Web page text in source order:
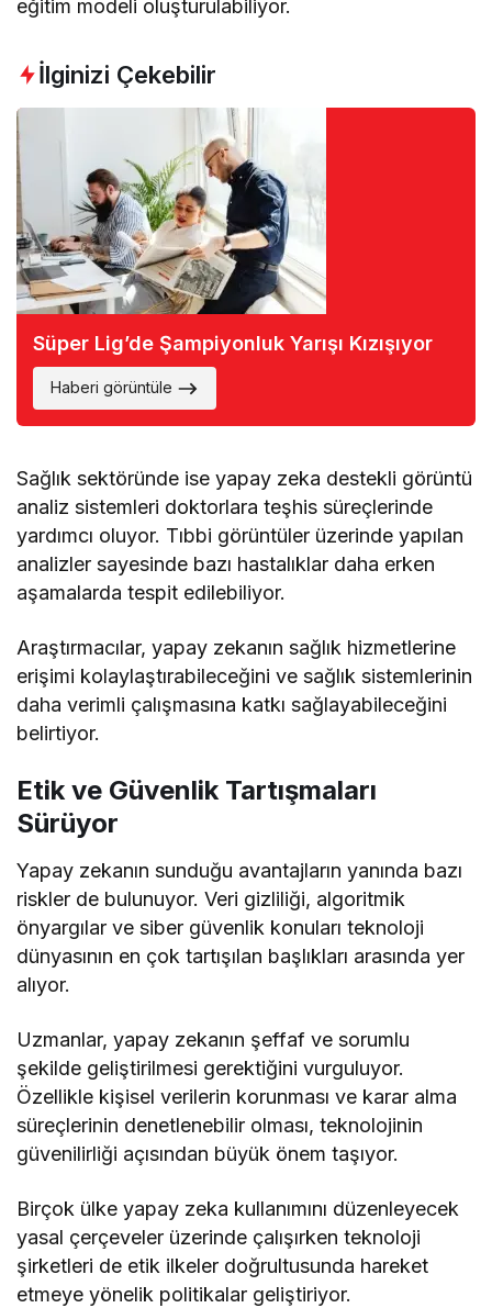
eğitim modeli oluşturulabiliyor.
İlginizi Çekebilir
Süper Lig’de Şampiyonluk Yarışı Kızışıyor
Haberi görüntüle
Sağlık sektöründe ise yapay zeka destekli görüntü
analiz sistemleri doktorlara teşhis süreçlerinde
yardımcı oluyor. Tıbbi görüntüler üzerinde yapılan
analizler sayesinde bazı hastalıklar daha erken
aşamalarda tespit edilebiliyor.
Araştırmacılar, yapay zekanın sağlık hizmetlerine
erişimi kolaylaştırabileceğini ve sağlık sistemlerinin
daha verimli çalışmasına katkı sağlayabileceğini
belirtiyor.
Etik ve Güvenlik Tartışmaları
Sürüyor
Yapay zekanın sunduğu avantajların yanında bazı
riskler de bulunuyor. Veri gizliliği, algoritmik
önyargılar ve siber güvenlik konuları teknoloji
dünyasının en çok tartışılan başlıkları arasında yer
alıyor.
Uzmanlar, yapay zekanın şeffaf ve sorumlu
şekilde geliştirilmesi gerektiğini vurguluyor.
Özellikle kişisel verilerin korunması ve karar alma
süreçlerinin denetlenebilir olması, teknolojinin
güvenilirliği açısından büyük önem taşıyor.
Birçok ülke yapay zeka kullanımını düzenleyecek
yasal çerçeveler üzerinde çalışırken teknoloji
şirketleri de etik ilkeler doğrultusunda hareket
etmeye yönelik politikalar geliştiriyor.